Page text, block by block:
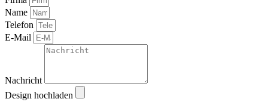
Name
Telefon
E-Mail
Nachricht
Design hochladen